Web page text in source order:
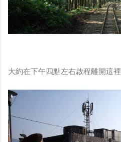
大約在下午四點左右啟程離開這裡